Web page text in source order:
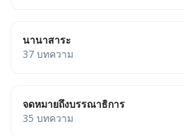
นานาสาระ
37 บทความ
จดหมายถึงบรรณาธิการ
35 บทความ